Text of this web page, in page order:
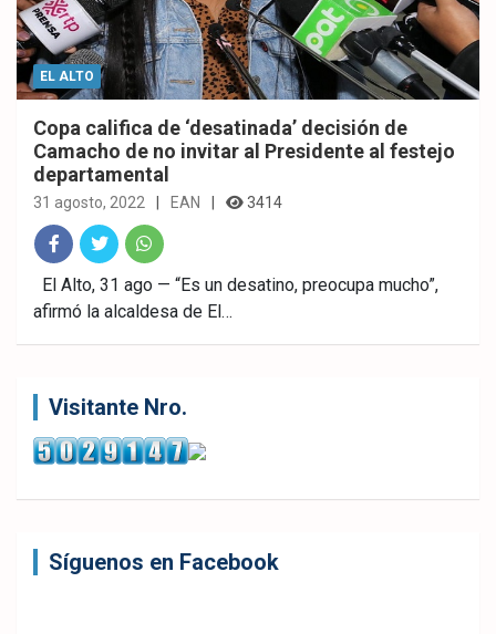
EL ALTO
Copa califica de ‘desatinada’ decisión de
Camacho de no invitar al Presidente al festejo
departamental
31 agosto, 2022 EAN 3414
Fac
ebo
Twitt
er
What
sAp
El Alto, 31 ago — “Es un desatino, preocupa mucho”,
afirmó la alcaldesa de El…
Visitante Nro.
Síguenos en Facebook